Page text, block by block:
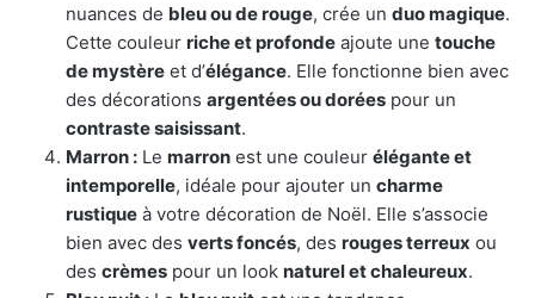
nuances de bleu ou de rouge, crée un duo magique.
Cette couleur riche et profonde ajoute une touche
de mystère et d’élégance. Elle fonctionne bien avec
des décorations argentées ou dorées pour un
contraste saisissant.
Marron : Le marron est une couleur élégante et
intemporelle, idéale pour ajouter un charme
rustique à votre décoration de Noël. Elle s’associe
bien avec des verts foncés, des rouges terreux ou
des crèmes pour un look naturel et chaleureux.